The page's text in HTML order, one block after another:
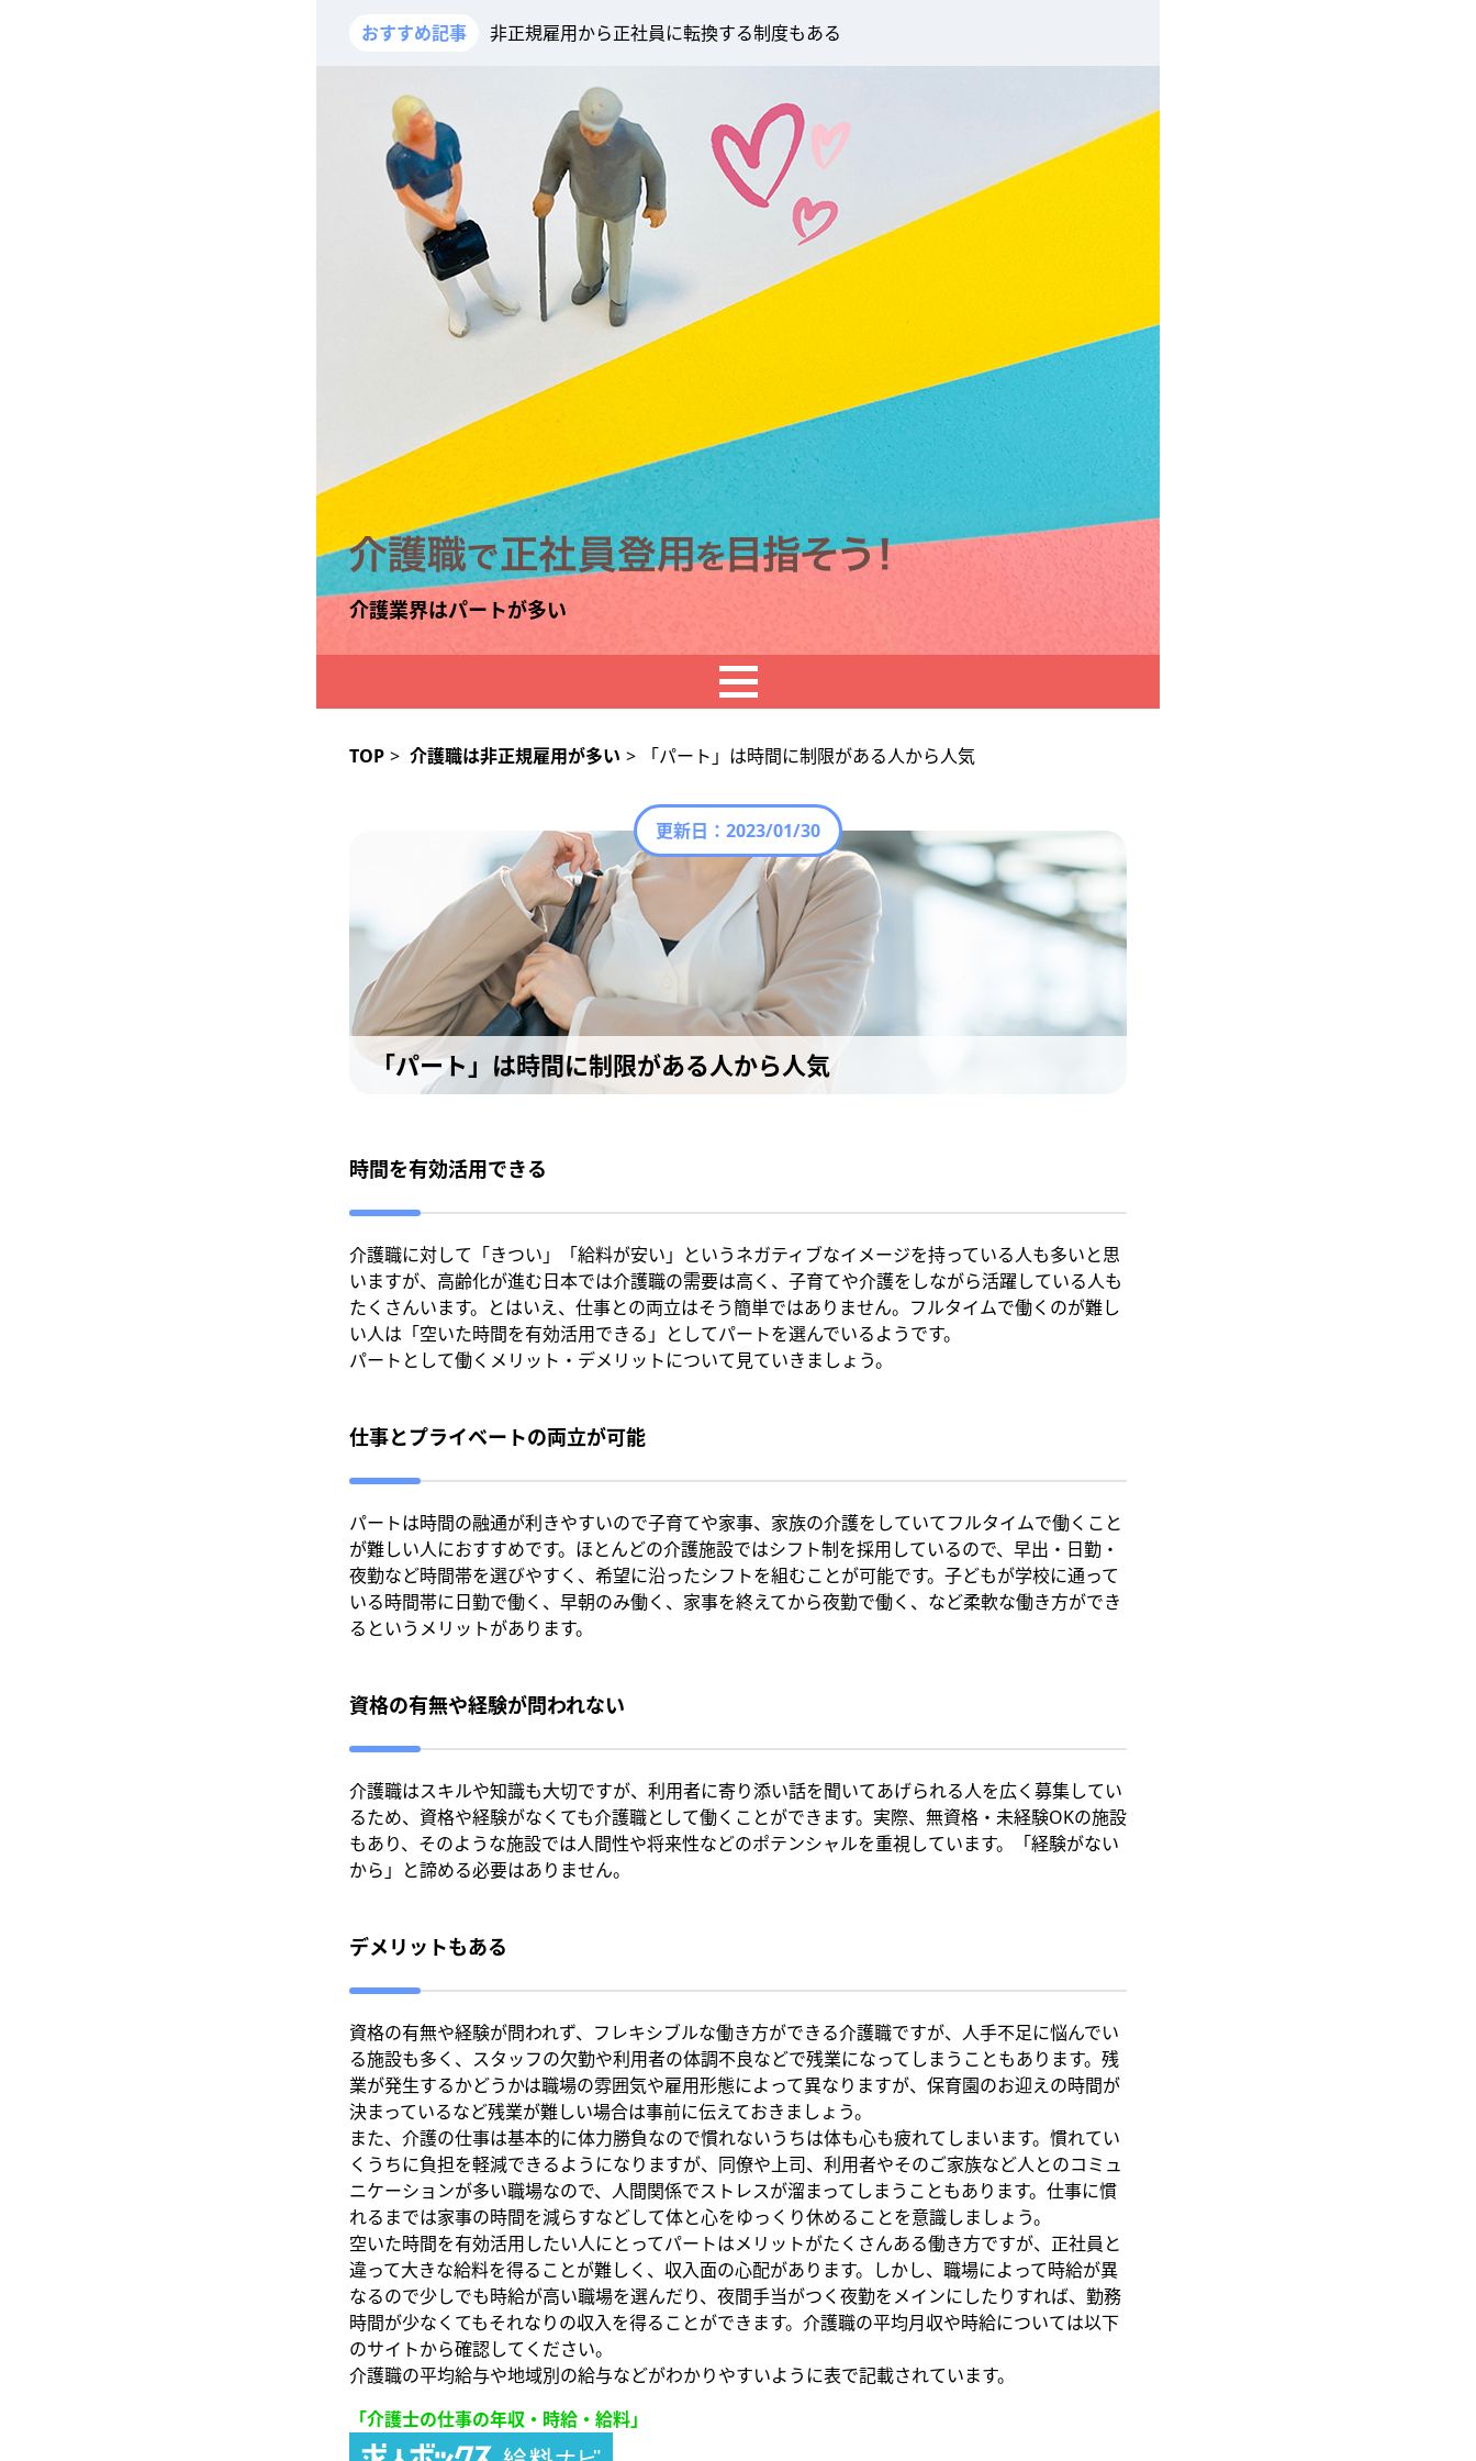
おすすめ記事 非正規雇用から正社員に転換する制度もある
介護業界はパートが多い
TOP > 介護職は非正規雇用が多い > 「パート」は時間に制限がある人から人気
更新日： 2023/01/30
「パート」は時間に制限がある人から人気
時間を有効活用できる
介護職に対して「きつい」「給料が安い」というネガティブなイメージを持っている人も多いと思
いますが、高齢化が進む日本では介護職の需要は高く、子育てや介護をしながら活躍している人も
たくさんいます。とはいえ、仕事との両立はそう簡単ではありません。フルタイムで働くのが難し
い人は「空いた時間を有効活用できる」としてパートを選んでいるようです。
パートとして働くメリット・デメリットについて見ていきましょう。
仕事とプライベートの両立が可能
パートは時間の融通が利きやすいので子育てや家事、家族の介護をしていてフルタイムで働くこと
が難しい人におすすめです。ほとんどの介護施設ではシフト制を採用しているので、早出・日勤・
夜勤など時間帯を選びやすく、希望に沿ったシフトを組むことが可能です。子どもが学校に通って
いる時間帯に日勤で働く、早朝のみ働く、家事を終えてから夜勤で働く、など柔軟な働き方ができ
るというメリットがあります。
資格の有無や経験が問われない
介護職はスキルや知識も大切ですが、利用者に寄り添い話を聞いてあげられる人を広く募集してい
るため、資格や経験がなくても介護職として働くことができます。実際、無資格・未経験OKの施設
もあり、そのような施設では人間性や将来性などのポテンシャルを重視しています。「経験がない
から」と諦める必要はありません。
デメリットもある
資格の有無や経験が問われず、フレキシブルな働き方ができる介護職ですが、人手不足に悩んでい
る施設も多く、スタッフの欠勤や利用者の体調不良などで残業になってしまうこともあります。残
業が発生するかどうかは職場の雰囲気や雇用形態によって異なりますが、保育園のお迎えの時間が
決まっているなど残業が難しい場合は事前に伝えておきましょう。
また、介護の仕事は基本的に体力勝負なので慣れないうちは体も心も疲れてしまいます。慣れてい
くうちに負担を軽減できるようになりますが、同僚や上司、利用者やそのご家族など人とのコミュ
ニケーションが多い職場なので、人間関係でストレスが溜まってしまうこともあります。仕事に慣
れるまでは家事の時間を減らすなどして体と心をゆっくり休めることを意識しましょう。
空いた時間を有効活用したい人にとってパートはメリットがたくさんある働き方ですが、正社員と
違って大きな給料を得ることが難しく、収入面の心配があります。しかし、職場によって時給が異
なるので少しでも時給が高い職場を選んだり、夜間手当がつく夜勤をメインにしたりすれば、勤務
時間が少なくてもそれなりの収入を得ることができます。介護職の平均月収や時給については以下
のサイトから確認してください。
介護職の平均給与や地域別の給与などがわかりやすいように表で記載されています。
「介護士の仕事の年収・時給・給料」